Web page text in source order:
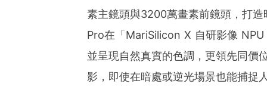
素主鏡頭與3200萬畫素前鏡頭，打
Pro在「MariSilicon X 自研影像 NPU
並呈現自然真實的色調，更領先同價
影，即使在暗處或逆光場景也能捕捉